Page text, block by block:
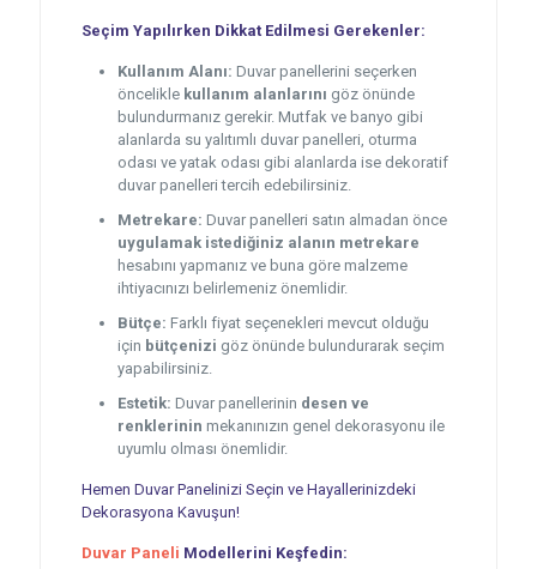
Seçim Yapılırken Dikkat Edilmesi Gerekenler:
Kullanım Alanı: Duvar panellerini seçerken
öncelikle kullanım alanlarını göz önünde
bulundurmanız gerekir. Mutfak ve banyo gibi
alanlarda su yalıtımlı duvar panelleri, oturma
odası ve yatak odası gibi alanlarda ise dekoratif
duvar panelleri tercih edebilirsiniz.
Metrekare: Duvar panelleri satın almadan önce
uygulamak istediğiniz alanın metrekare
hesabını yapmanız ve buna göre malzeme
ihtiyacınızı belirlemeniz önemlidir.
Bütçe: Farklı fiyat seçenekleri mevcut olduğu
için bütçenizi göz önünde bulundurarak seçim
yapabilirsiniz.
Estetik: Duvar panellerinin desen ve
renklerinin mekanınızın genel dekorasyonu ile
uyumlu olması önemlidir.
Hemen Duvar Panelinizi Seçin ve Hayallerinizdeki
Dekorasyona Kavuşun!
Duvar Paneli Modellerini Keşfedin: